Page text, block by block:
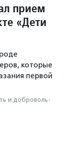
прием
«Дети
которые
первой
и доброволь­